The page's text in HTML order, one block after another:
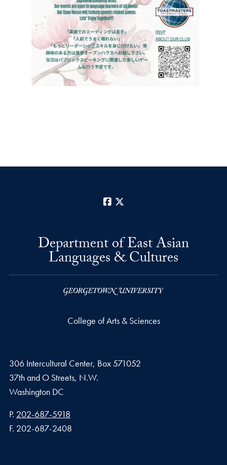
Facebook
Department of East Asian
Languages & Cultures
College of Arts & Sciences
306 Intercultural Center, Box 571052
37th and O Streets, N.W.
Washington DC
Phone number
P. 202-687-5918
Fax number
F. 202-687-2408